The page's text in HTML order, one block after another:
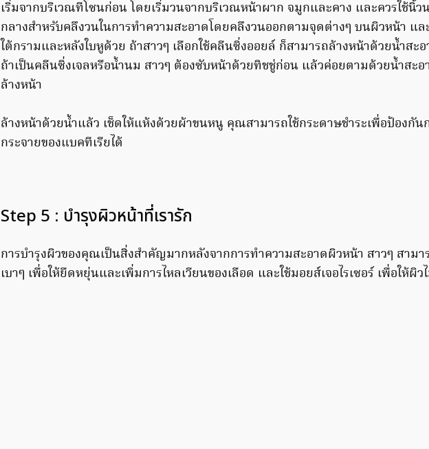
เริ่มจากบริเวณทีโซนก่อน โดยเริ่มวนจากบริเวณหน้าผาก จมูกและคาง และควรใช้นิ้ว
กลางสำหรับคลึงวนในการทำความสะอาดโดยคลึงวนออกตามจุดต่างๆ บนผิวหน้า แ
ใต้กรามและหลังใบหูด้วย ถ้าสาวๆ เลือกใช้คลีนซิ่งออยล์ ก็สามารถล้างหน้าด้วยน้ำสะ
ถ้าเป็นคลีนซิ่งเจลหรือน้ำนม สาวๆ ต้องซับหน้าด้วยทิชชู่ก่อน แล้วค่อยตามด้วยน้ำสะ
ล้างหน้า
ล้างหน้าด้วยน้ำแล้ว เช็ดให้แห้งด้วยผ้าขนหนู คุณสามารถใช้กระดาษชำระเพื่อป้องกัน
กระจายของแบคทีเรียได้
Step 5 : บำรุงผิวหน้าที่เรารัก
การบำรุงผิวของคุณเป็นสิ่งสำคัญมากหลังจากการทำความสะอาดผิวหน้า สาวๆ สาม
เบาๆ เพื่อให้ยืดหยุ่นและเพิ่มการไหลเวียนของเลือด และใช้มอยส์เจอไรเซอร์ เพื่อให้ผิ